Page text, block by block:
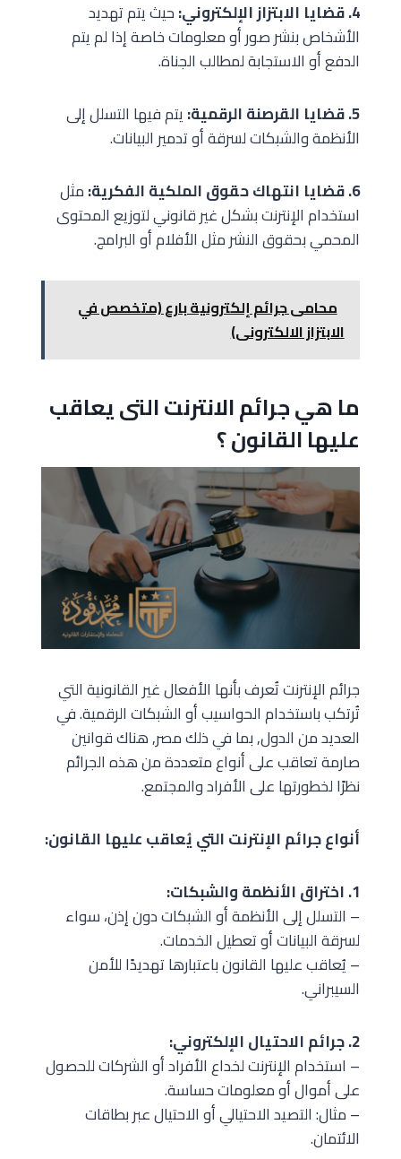
4. قضايا الابتزاز الإلكتروني:
حيث يتم تهديد
الأشخاص بنشر صور أو معلومات خاصة إذا لم يتم
الدفع أو الاستجابة لمطالب الجناة.
5. قضايا القرصنة الرقمية:
يتم فيها التسلل إلى
الأنظمة والشبكات لسرقة أو تدمير البيانات.
6. قضايا انتهاك حقوق الملكية الفكرية:
مثل
استخدام الإنترنت بشكل غير قانوني لتوزيع المحتوى
المحمي بحقوق النشر مثل الأفلام أو البرامج.
محامى جرائم إلكترونية بارع (متخصص في
الابتزاز الالكترونى)
ما هي جرائم الانترنت التى يعاقب
عليها القانون ؟
جرائم الإنترنت تُعرف بأنها الأفعال غير القانونية التي
تُرتكب باستخدام الحواسيب أو الشبكات الرقمية. في
العديد من الدول, بما في ذلك مصر, هناك قوانين
صارمة تعاقب على أنواع متعددة من هذه الجرائم
نظرًا لخطورتها على الأفراد والمجتمع.
أنواع جرائم الإنترنت التي يُعاقب عليها القانون:
1. اختراق الأنظمة والشبكات:
– التسلل إلى الأنظمة أو الشبكات دون إذن، سواء
لسرقة البيانات أو تعطيل الخدمات.
– يُعاقب عليها القانون باعتبارها تهديدًا للأمن
السيبراني.
2. جرائم الاحتيال الإلكتروني:
– استخدام الإنترنت لخداع الأفراد أو الشركات للحصول
على أموال أو معلومات حساسة.
– مثال: التصيد الاحتيالي أو الاحتيال عبر بطاقات
الائتمان.